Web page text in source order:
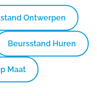
Ontwerpen
Beursstand Huren
Maat